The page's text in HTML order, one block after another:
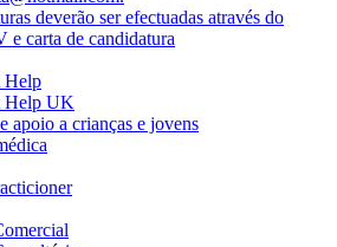
deverão ser efectuadas através do
e carta de candidatura
Help
Help UK
apoio a crianças e jovens